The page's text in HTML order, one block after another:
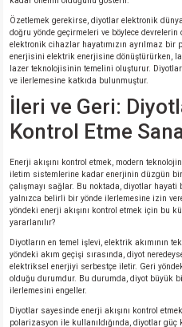
Özetlemek gerekirse, diyotlar elektronik
doğru yönde geçirmeleri ve böylece
elektronik cihazlar hayatımızın ayrılmaz bir
enerjisini elektrik enerjisine dönüştürürken,
lazer teknolojisinin temelini oluşturur.
ve ilerlemesine katkıda bulunmuştur.
İleri ve Geri:
Kontrol Etme
Enerji akışını kontrol etmek, modern
iletim sistemlerine kadar enerjinin düzgün
çalışmayı sağlar. Bu noktada, diyotlar hayati
yalnızca belirli bir yönde ilerlemesine izin
yöndeki enerji akışını kontrol etmek için bu
yararlanılır?
Diyotların en temel işlevi, elektrik akımının
yöndeki akım geçişi sırasında, diyot
elektriksel enerjiyi serbestçe iletir. Geri
olduğu durumdur. Bu durumda, diyot büyük
ilerlemesini engeller.
Diyotlar sayesinde enerji akışını kontrol
polarizasyon ile kullanıldığında, diyotlar